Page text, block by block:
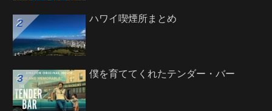
ハワイ喫煙所まとめ
僕を育ててくれたテンダー・バー